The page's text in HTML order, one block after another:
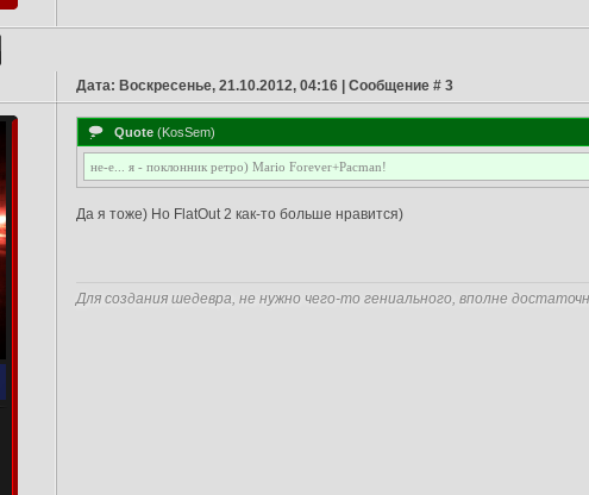
Дата: Воскресенье, 21.10.2012, 04:16 | Сообщение # 3
Quote(KosSem)
не-е... я - поклонник ретро) Mario Forever+Pacman!
Да я тоже) Но FlatOut 2 как-то больше нравится)
Для создания шедевра, не нужно чего-то гениального, вполне